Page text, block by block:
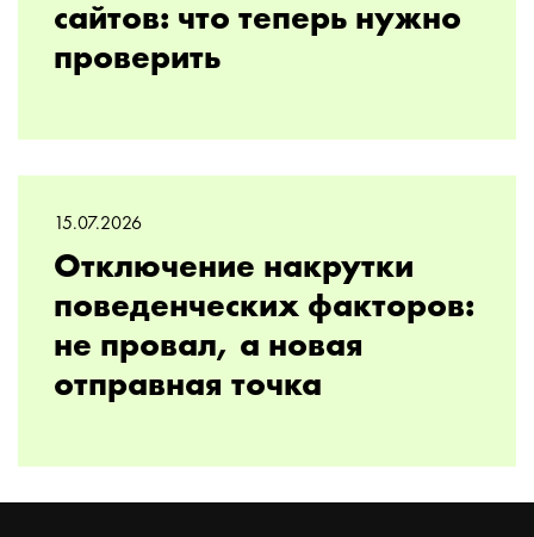
сайтов: что теперь нужно
проверить
15.07.2026
Отключение накрутки
поведенческих факторов:
не провал, а новая
отправная точка